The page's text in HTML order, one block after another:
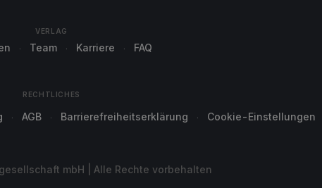
VERLAG
Team Karriere FAQ
RECHTLICHES
AGB Barrierefreiheitserklärung Cookie-Einstellungen
mbH | Alle Rechte vorbehalten